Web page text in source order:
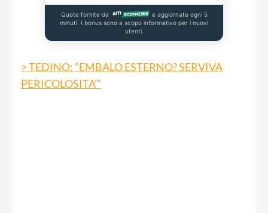
Quote fornite da
e aggiornate ogni 5
minuti. I bonus sono a scopo informativo per i nuovi
utenti.
> TEDINO: “EMBALO ESTERNO? SERVIVA
PERICOLOSITA'”